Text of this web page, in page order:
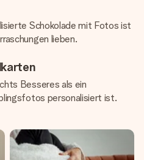
Schokolade mit Fotos ist
lieben.
Besseres als ein
personalisiert ist.